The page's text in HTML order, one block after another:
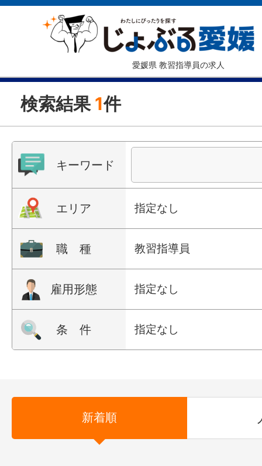
愛媛県 教習指導員の求人
検索結果 1件
キーワード
エリア 指定なし
職 種 教習指導員
雇用形態 指定なし
条 件 指定なし
新着順